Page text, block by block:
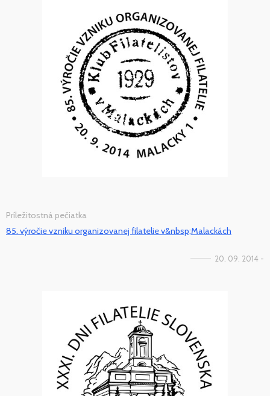
Príležitostná pečiatka
85. výročie vzniku organizovanej filatelie v&nbsp;Malackách
20. 09. 2014 -